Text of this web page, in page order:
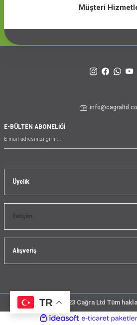
Müşteri
Üyelik
İletişim
Alışveriş
TR
E-BÜLTEN ABONELİĞİ
@2023 Cağra Ltd Tüm
çember
ideasoft